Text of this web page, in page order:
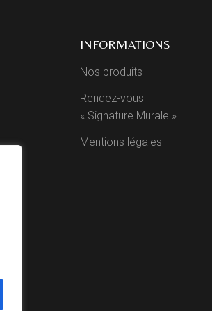
INFORMATIONS
Nos produits
Rendez-vous
« Signature Murale »
Mentions légales